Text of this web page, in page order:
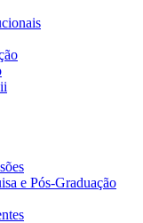
e Pós-Graduação